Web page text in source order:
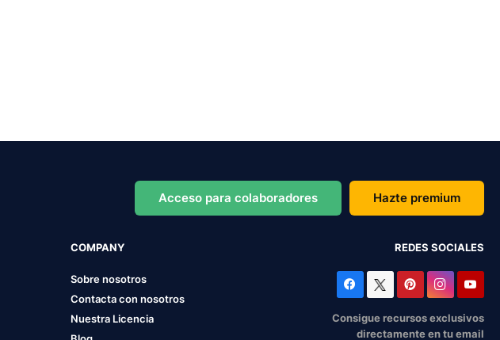
Acceso para colaboradores Hazte premium
COMPANY
Sobre nosotros
Contacta con nosotros
Nuestra Licencia
REDES SOCIALES
Consigue recursos exclusivos
directamente en tu email